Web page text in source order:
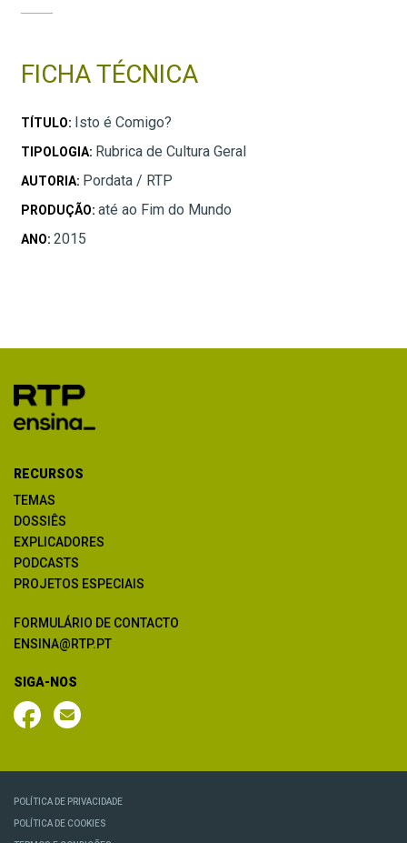
FICHA TÉCNICA
TÍTULO: Isto é Comigo?
TIPOLOGIA: Rubrica de Cultura Geral
AUTORIA: Pordata / RTP
PRODUÇÃO: até ao Fim do Mundo
ANO: 2015
RECURSOS
TEMAS
DOSSIÊS
EXPLICADORES
PODCASTS
PROJETOS ESPECIAIS
FORMULÁRIO DE CONTACTO
ENSINA@RTP.PT
SIGA-NOS
POLÍTICA DE PRIVACIDADE
POLÍTICA DE COOKIES